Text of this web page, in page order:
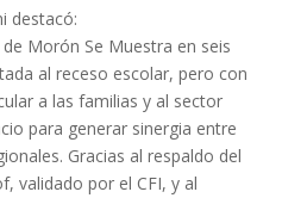
destacó:
Morón Se Muestra en seis
al receso escolar, pero con
a las familias y al sector
para generar sinergia entre
Gracias al respaldo del
validado por el CFI, y al